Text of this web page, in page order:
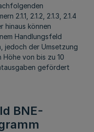
2.1.1, 2.1.2, 2.1.3, 2.1.4
hinaus können
Handlungsfeld
jedoch der Umsetzung
Höhe von bis zu 10
gefördert
BNE-